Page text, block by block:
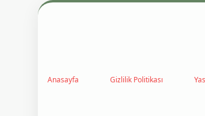
Anasayfa Gizlilik Politikası